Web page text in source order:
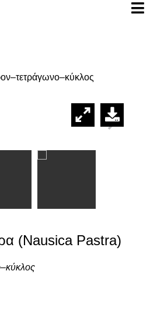
(Nausica Pastra)